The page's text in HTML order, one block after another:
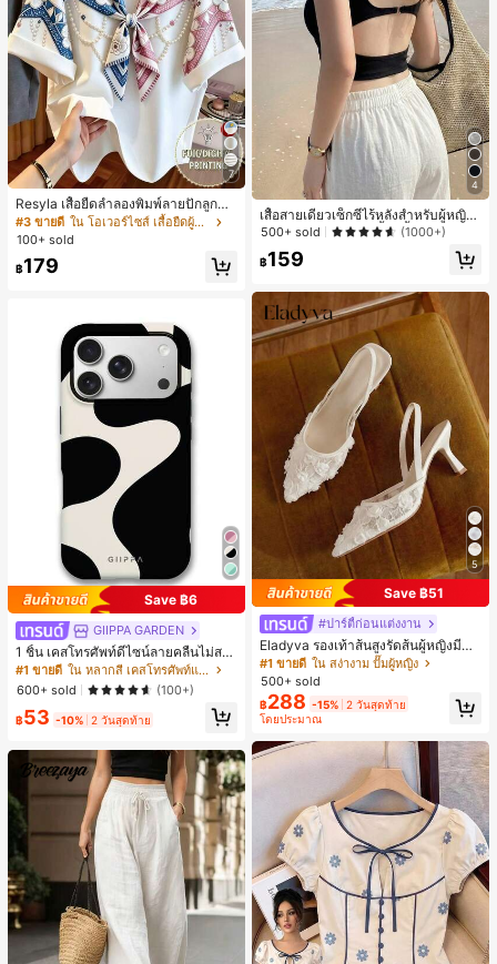
7
Resyla เสื้อยืดลำลองพิมพ์ลายปักลูกปัด
รูปโบว์ขนาดใหญ่สำหรับผู้หญิง
#3 ขายดี
ใน โอเวอร์ไซส์ เสื้อยืดผู้หญิง
100+ sold
฿179
Save ฿6
GIIPPA GARDEN
1 ชิ้น เคสโทรศัพท์ดีไซน์ลายคลื่นไม่สม
มาตรสำหรับ Phone 17 Pro Max, เหม
าะสำหรับ Phone 16 Pro Max, 15 Pro
Max, 14 Pro Max, เคสโทรศัพท์สไตล์เ
กาหลีและน่าสนใจ, เข้ากันได้กับ 11/12/
13/14/15/16 Pro Max Plus, ดีไซน์หรู
ขวัญในอุดมคติสำหรับคริสต์มาส, วันว
าเลนไทน์, อีสเตอร์, ฤดูแต่งงานและวันเ
กิดสำหรับแฟนสาว
#1 ขายดี
ใน หลากสี เคสโทรศัพท์แฟชั่น
600+ sold
(100+)
฿53 -10% 2 วันสุดท้าย
4
เสื้อสายเดี่ยวเซ็กซี่ไร้หลังสำหรับผู้หญิง
พร้อมบราแบบมีฟองน้ำ, เสื้อกล้ามแขน
500+ sold (1000+)
฿159
5
Save ฿51
#ปาร์ตี้ก่อนแต่งงาน
Eladyva รองเท้าส้นสูงรัดส้นผู้หญิงมีดอ
กไม้ประดับตาข่ายเสริมและสามารถสว
มได้สองแบบ ส้นสูง 7 ซม. รูปแบบโรมัน
หรูหรา ส้นเข็ม ลุคเทพนิยาย
#1 ขายดี ใน สง่างาม ปั๊มผู้หญิง
500+ sold
฿288 -15% 2 วันสุดท้าย
โดยประมาณ